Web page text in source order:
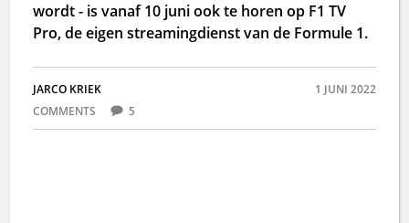
wordt - is vanaf 10 juni ook te horen op F1 TV
Pro, de eigen streamingdienst van de Formule 1.
JARCO KRIEK
1 JUNI 2022
COMMENTS
5